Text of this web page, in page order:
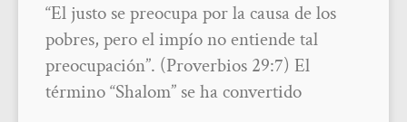
“El justo se preocupa por la causa de los
pobres, pero el impío no entiende tal
preocupación”. (Proverbios 29:7) El
término “Shalom” se ha convertido